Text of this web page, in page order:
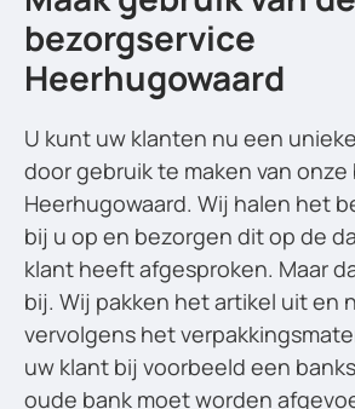
bezorgservice
Heerhugowaard
U kunt uw klanten nu een
door gebruik te maken van
Heerhugowaard. Wij halen het
bij u op en bezorgen dit op de
klant heeft afgesproken. Maar
bij. Wij pakken het artikel uit en
vervolgens het
uw klant bij voorbeeld een
oude bank moet worden